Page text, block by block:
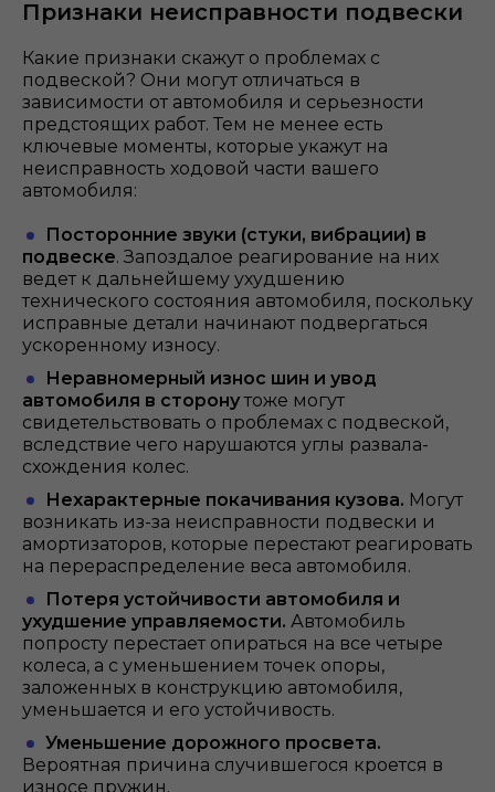
Признаки неисправности подвески
Какие признаки скажут о проблемах с
подвеской? Они могут отличаться в
зависимости от автомобиля и серьезности
предстоящих работ. Тем не менее есть
ключевые моменты, которые укажут на
неисправность ходовой части вашего
автомобиля:
Посторонние звуки (стуки, вибрации) в
подвеске. Запоздалое реагирование на них
ведет к дальнейшему ухудшению
технического состояния автомобиля, поскольку
исправные детали начинают подвергаться
ускоренному износу.
Неравномерный износ шин и увод
автомобиля в сторонутоже могут
свидетельствовать о проблемах с подвеской,
вследствие чего нарушаются углы развала-
схождения колес.
Нехарактерные покачивания кузова. Могут
возникать из-за неисправности подвески и
амортизаторов, которые перестают реагировать
на перераспределение веса автомобиля.
Потеря устойчивости автомобиля и
ухудшение управляемости. Автомобиль
попросту перестает опираться на все четыре
колеса, а с уменьшением точек опоры,
заложенных в конструкцию автомобиля,
уменьшается и его устойчивость.
Уменьшение дорожного просвета.
Вероятная причина случившегося кроется в
износе пружин.